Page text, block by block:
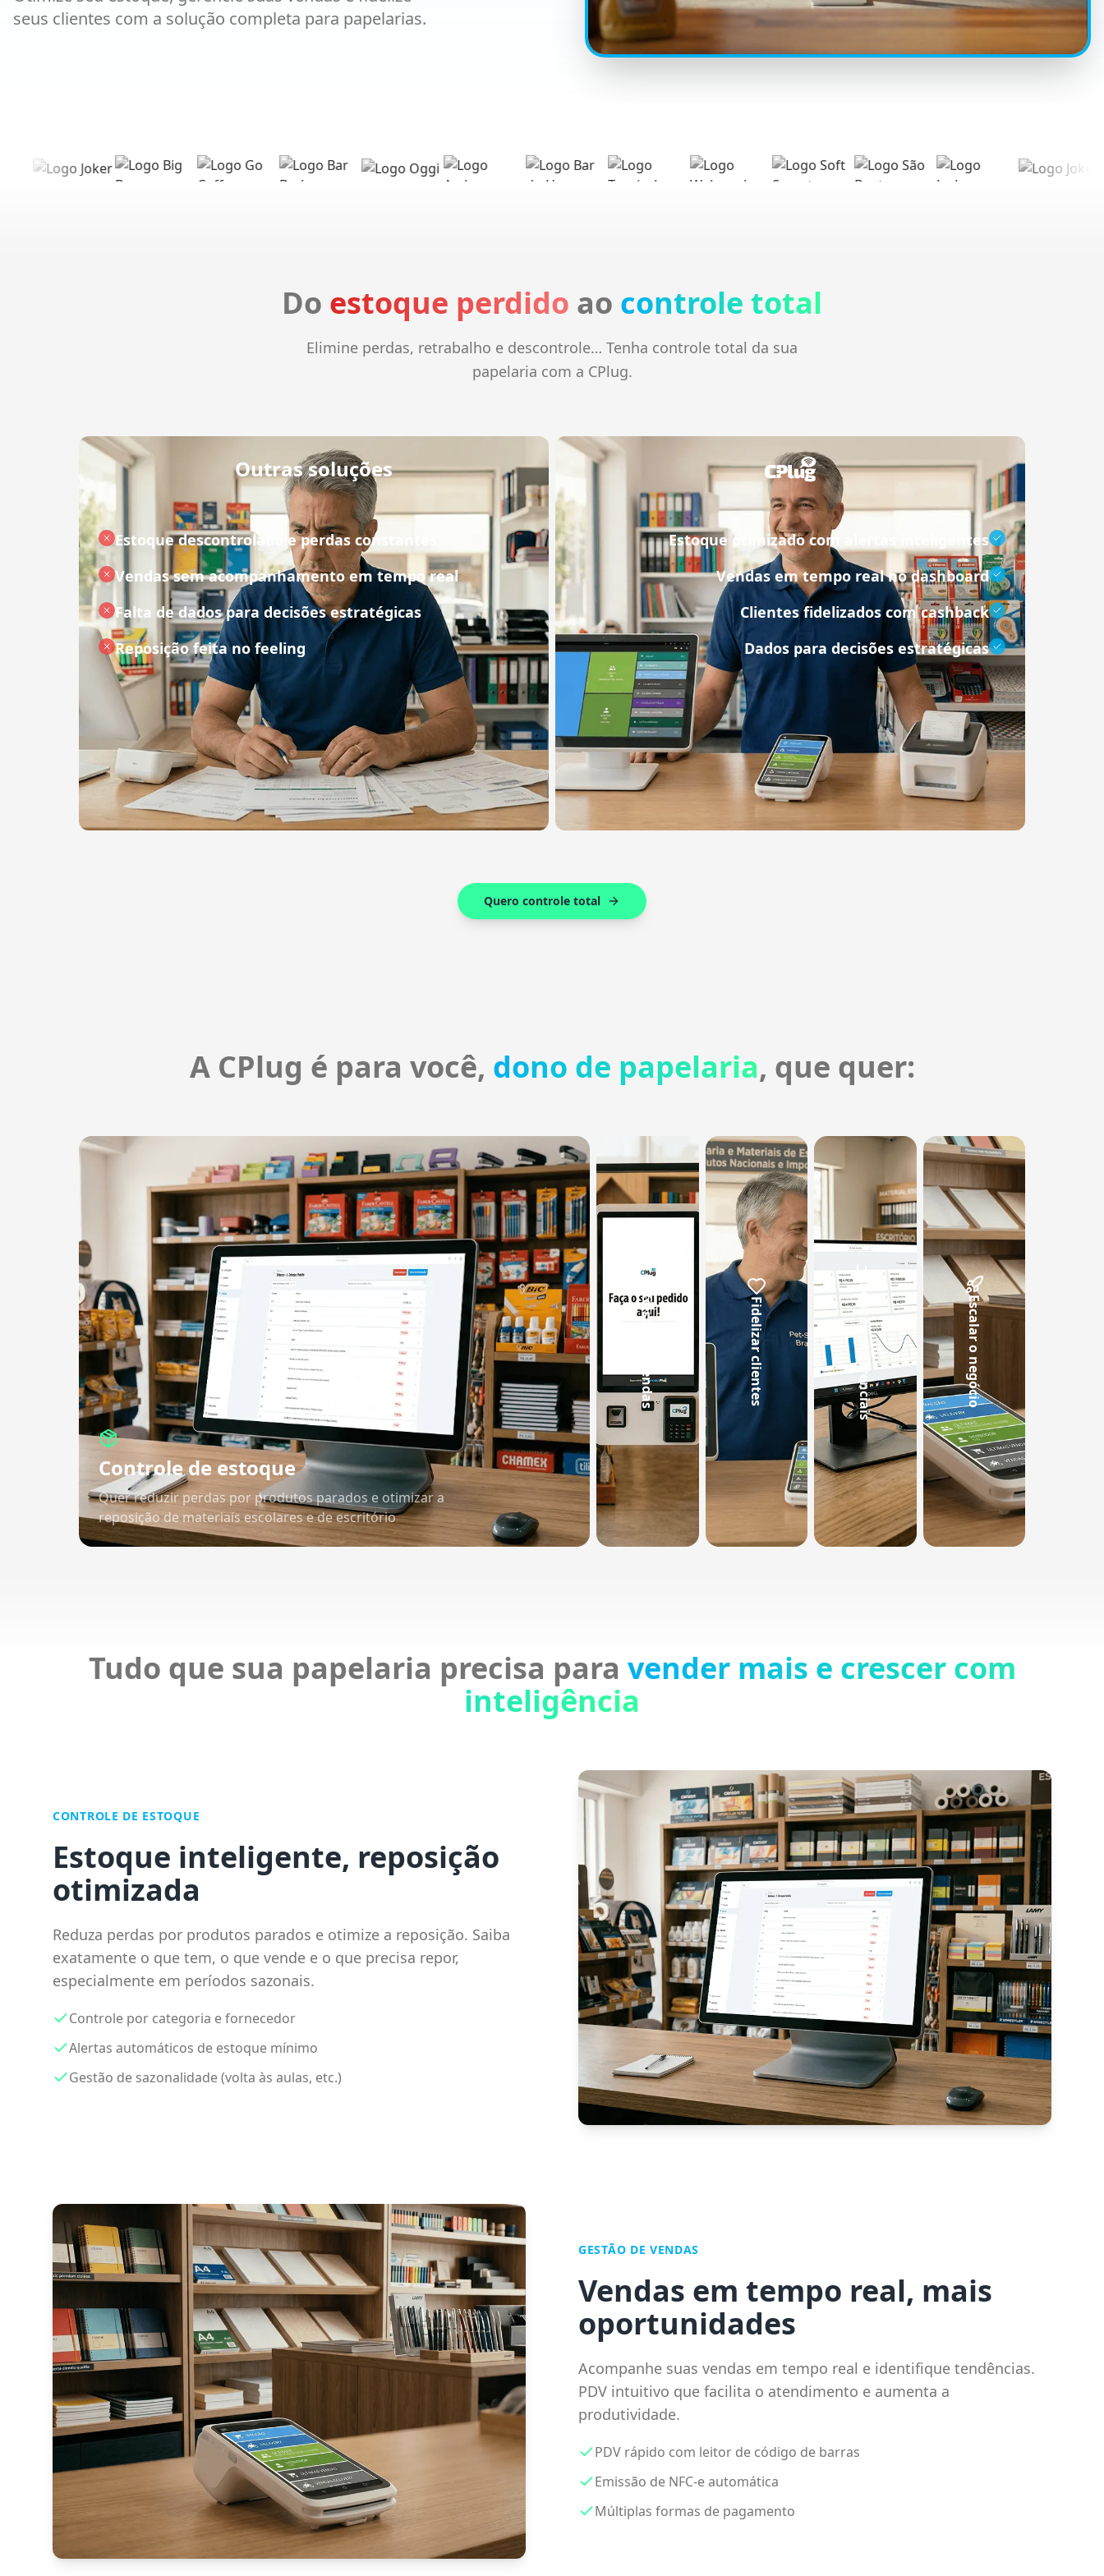
seus clientes com a solução completa para papelarias.
Do estoque perdido ao controle total
Elimine perdas, retrabalho e descontrole… Tenha controle total da sua
papelaria com a CPlug.
Outras soluções
Estoque descontrolado e perdas constantes
Vendas sem acompanhamento em tempo real
Falta de dados para decisões estratégicas
Reposição feita no feeling
Estoque otimizado com alertas inteligentes
Vendas em tempo real no dashboard
Clientes fidelizados com cashback
Dados para decisões estratégicas
Quero controle total
A CPlug é para você, dono de papelaria, que quer:
Controle de estoque
Quer reduzir perdas por produtos parados e otimizar a
reposição de materiais escolares e de escritório
Gestão de vendas Fidelizar clientes Relatórios gerenciais Escalar o negócio
Tudo que sua papelaria precisa para vender mais e crescer com
inteligência
CONTROLE DE ESTOQUE
Estoque inteligente, reposição
otimizada
Reduza perdas por produtos parados e otimize a reposição. Saiba
exatamente o que tem, o que vende e o que precisa repor,
especialmente em períodos sazonais.
Controle por categoria e fornecedor
Alertas automáticos de estoque mínimo
Gestão de sazonalidade (volta às aulas, etc.)
GESTÃO DE VENDAS
Vendas em tempo real, mais
oportunidades
Acompanhe suas vendas em tempo real e identifique tendências.
PDV intuitivo que facilita o atendimento e aumenta a
produtividade.
PDV rápido com leitor de código de barras
Emissão de NFC-e automática
Múltiplas formas de pagamento